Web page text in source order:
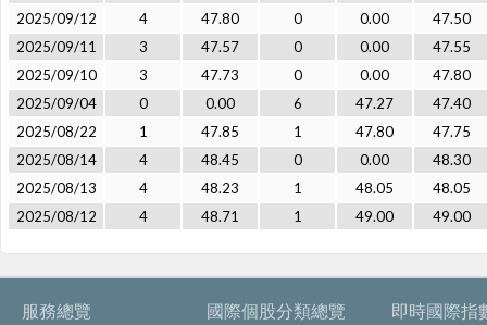
2025/09/12
4 47.80 0 0.00
47.50
2025/09/11
3 47.57 0 0.00
47.55
2025/09/10
3 47.73 0 0.00
47.80
2025/09/04
0 0.00 6 47.27
47.40
2025/08/22
1 47.85 1 47.80
47.75
2025/08/14
4 48.45 0 0.00
48.30
2025/08/13
4 48.23 1 48.05
48.05
2025/08/12
4 48.71 1 49.00 49.00
服務總覽 國際個股分類總覽 即時國際指